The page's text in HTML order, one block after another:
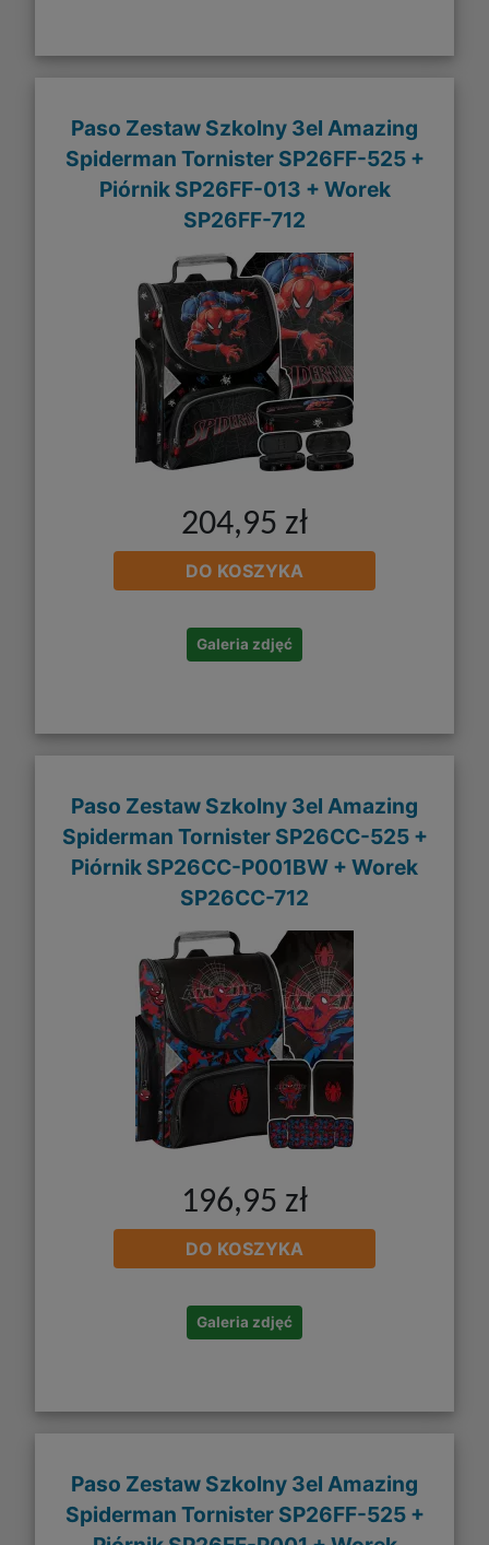
Paso Zestaw Szkolny 3el Amazing
Spiderman Tornister SP26FF-525 +
Piórnik SP26FF-013 + Worek
SP26FF-712
204,95 zł
DO KOSZYKA
Galeria zdjęć
Paso Zestaw Szkolny 3el Amazing
Spiderman Tornister SP26CC-525 +
Piórnik SP26CC-P001BW + Worek
SP26CC-712
196,95 zł
DO KOSZYKA
Galeria zdjęć
Paso Zestaw Szkolny 3el Amazing
Spiderman Tornister SP26FF-525 +